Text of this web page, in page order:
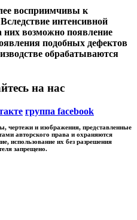
восприимчивы к
интенсивной
них возможно появление
подобных дефектов
обрабатываются
на нас
группа facebook
чертежи и изображения, представленные
авторского права и охраняются
использование их без разрешения
запрещено.